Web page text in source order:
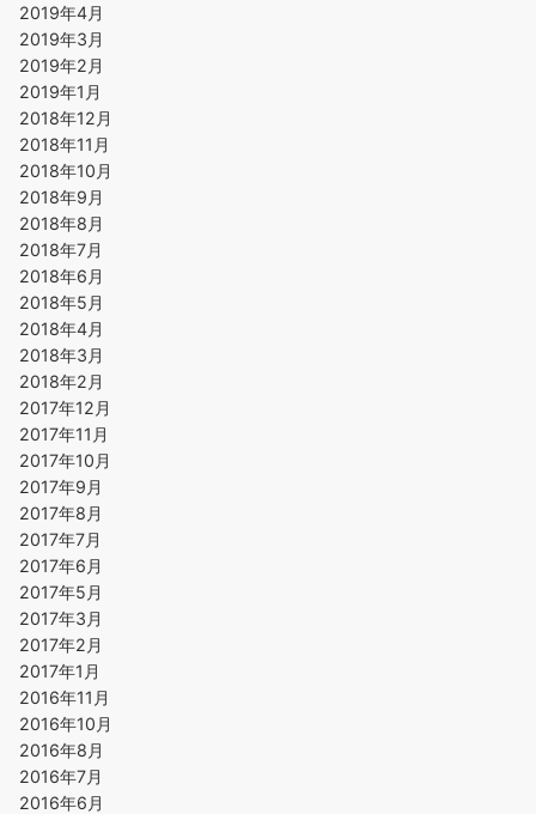
2019年4月
2019年3月
2019年2月
2019年1月
2018年12月
2018年11月
2018年10月
2018年9月
2018年8月
2018年7月
2018年6月
2018年5月
2018年4月
2018年3月
2018年2月
2017年12月
2017年11月
2017年10月
2017年9月
2017年8月
2017年7月
2017年6月
2017年5月
2017年3月
2017年2月
2017年1月
2016年11月
2016年10月
2016年8月
2016年7月
2016年6月